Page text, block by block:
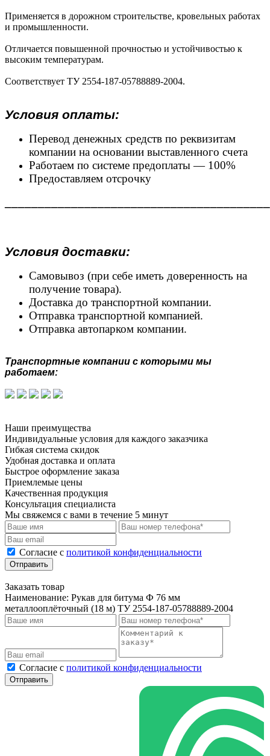
Применяется в дорожном строительстве, кровельных работах
и промышленности.
Отличается повышенной прочностью и устойчивостью к
высоким температурам.
Соответствует ТУ 2554-187-05788889-2004.
Условия оплаты:
Перевод денежных средств по реквизитам
компании на основании выставленного счета
Работаем по системе предоплаты — 100%
Предоставляем отсрочку
Условия доставки:
Самовывоз (при себе иметь доверенность на
получение товара).
Доставка до транспортной компании.
Отправка транспортной компанией.
Отправка автопарком компании.
Транспортные компании с которыми мы
работаем:
Наши преимущества
Индивидуальные условия для каждого заказчика
Гибкая система скидок
Удобная доставка и оплата
Быстрое оформление заказа
Приемлемые цены
Качественная продукция
Консультация специалиста
Мы свяжемся с вами в течение 5 минут
Cогласие с политикой конфиденциальности
Отправить
Заказать товар
Наименование: Рукав для битума Ф 76 мм
металлооплёточный (18 м) ТУ 2554-187-05788889-2004
Cогласие с политикой конфиденциальности
Отправить